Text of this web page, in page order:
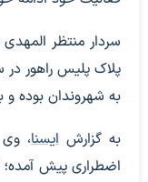
سردار منتظر
پلاک پلیس راهور
به شهروندان بوده و
به گزارشایسنا،